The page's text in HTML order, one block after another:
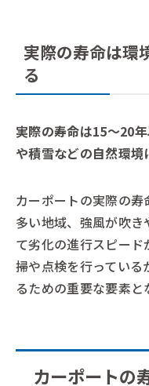
実際の寿命は環
る
実際の寿命は15〜20
や積雪などの自然環境
カーポートの実際の
多い地域、強風が吹
て劣化の進行スピー
掃や点検を行ってい
るための重要な要素と
カーポートの